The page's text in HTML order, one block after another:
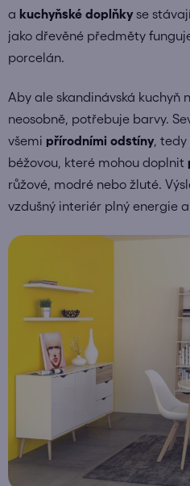
a kuchyňské doplňky se
jako dřevěné předměty
porcelán.
Aby ale skandinávská kuchyň
neosobně, potřebuje barvy.
všemi přírodními odstíny, tedy
béžovou, které mohou doplnit
růžové, modré nebo žluté.
vzdušný interiér plný energie